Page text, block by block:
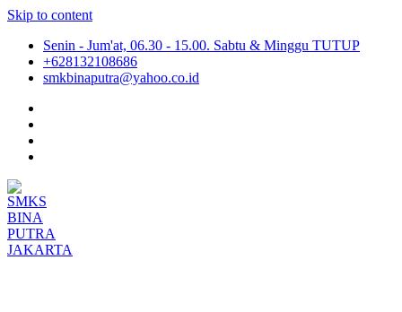
Skip to content
Senin - Jum'at, 06.30 - 15.00. Sabtu & Minggu TUTUP
+628132108686
smkbinaputra@yahoo.co.id